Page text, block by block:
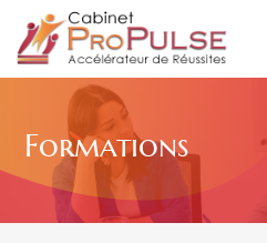
Formations